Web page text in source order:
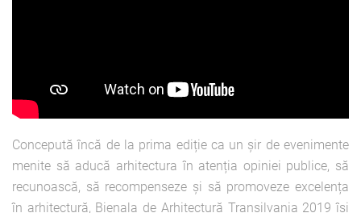
Concepută încă de la prima ediție ca un șir de evenimente
menite să aducă arhitectura în atenția opiniei publice, să
recunoască, să recompenseze și să promoveze excelența
în arhitectură, Bienala de Arhitectură Transilvania 2019 își